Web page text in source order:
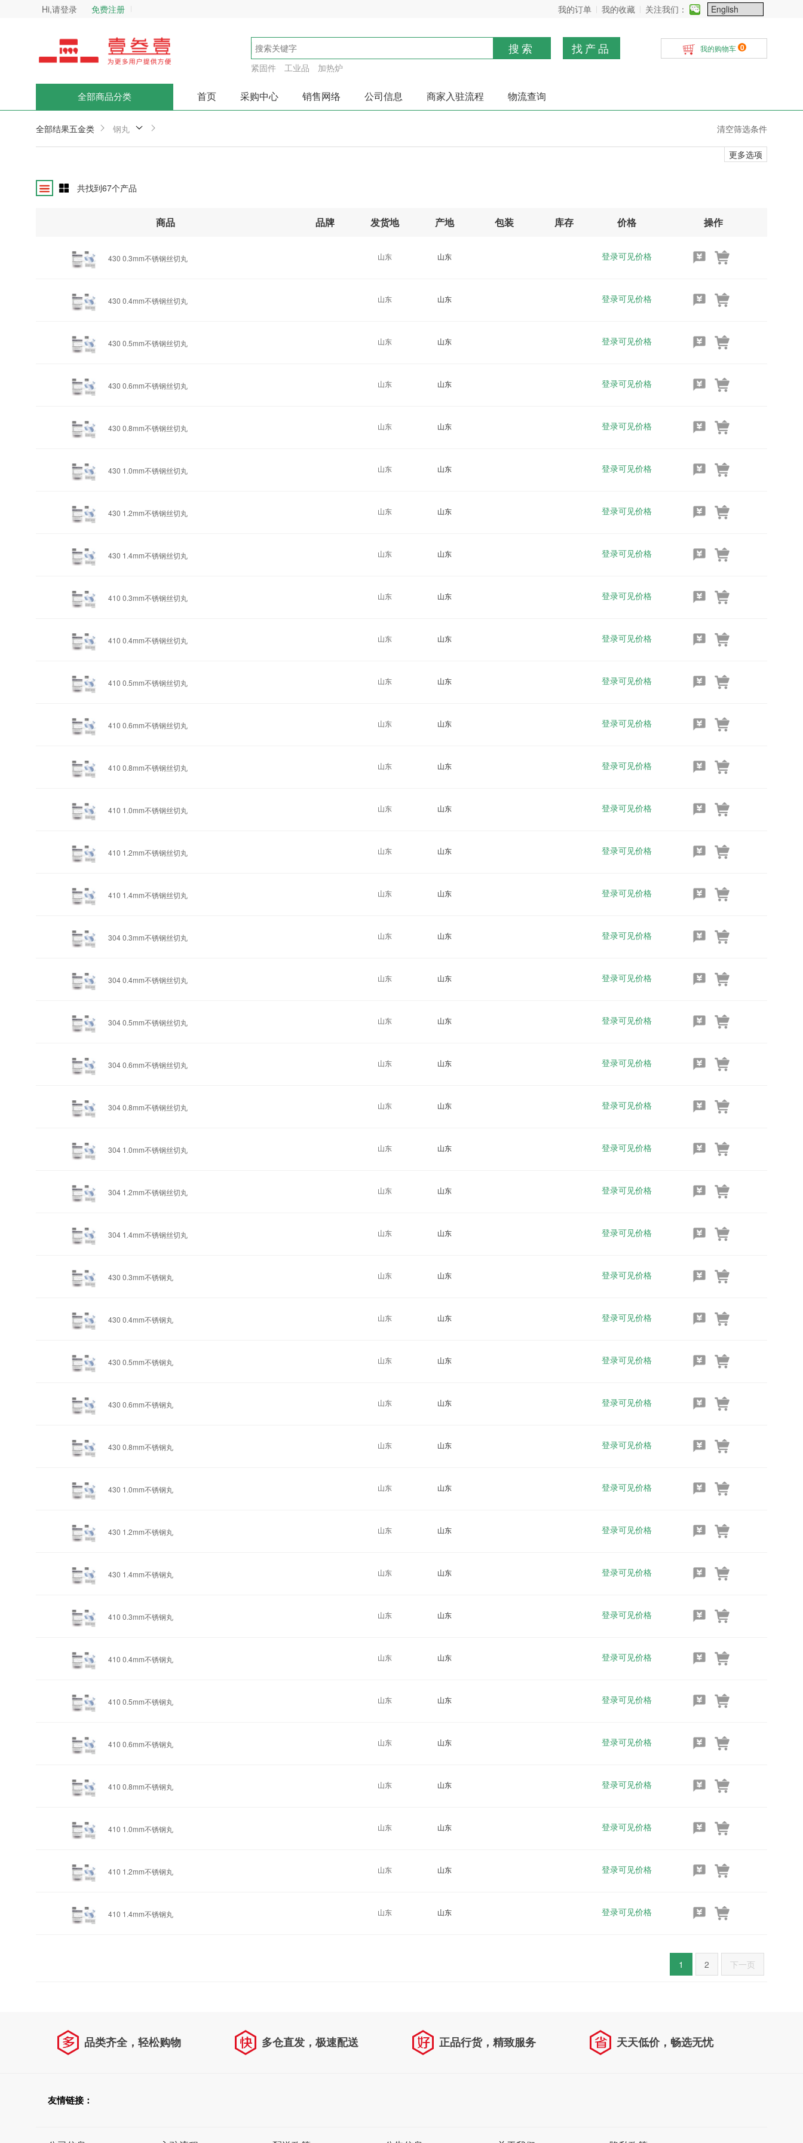
Hi,请登录 免费注册 我的订单 我的收藏 关注我们：
搜索 找产品
紧固件 工业品 加热炉
我的购物车 0
全部商品分类 首页 采购中心 销售网络 公司信息 商家入驻流程 物流查询
全部结果五金类 钢丸 清空筛选条件
更多选项
共找到67个产品
商品 品牌 发货地 产地 包装 库存 价格 操作
430 0.3mm不锈钢丝切丸 山东 山东 登录可见价格
430 0.4mm不锈钢丝切丸 山东 山东 登录可见价格
430 0.5mm不锈钢丝切丸 山东 山东 登录可见价格
430 0.6mm不锈钢丝切丸 山东 山东 登录可见价格
430 0.8mm不锈钢丝切丸 山东 山东 登录可见价格
430 1.0mm不锈钢丝切丸 山东 山东 登录可见价格
430 1.2mm不锈钢丝切丸 山东 山东 登录可见价格
430 1.4mm不锈钢丝切丸 山东 山东 登录可见价格
410 0.3mm不锈钢丝切丸 山东 山东 登录可见价格
410 0.4mm不锈钢丝切丸 山东 山东 登录可见价格
410 0.5mm不锈钢丝切丸 山东 山东 登录可见价格
410 0.6mm不锈钢丝切丸 山东 山东 登录可见价格
410 0.8mm不锈钢丝切丸 山东 山东 登录可见价格
410 1.0mm不锈钢丝切丸 山东 山东 登录可见价格
410 1.2mm不锈钢丝切丸 山东 山东 登录可见价格
410 1.4mm不锈钢丝切丸 山东 山东 登录可见价格
304 0.3mm不锈钢丝切丸 山东 山东 登录可见价格
304 0.4mm不锈钢丝切丸 山东 山东 登录可见价格
304 0.5mm不锈钢丝切丸 山东 山东 登录可见价格
304 0.6mm不锈钢丝切丸 山东 山东 登录可见价格
304 0.8mm不锈钢丝切丸 山东 山东 登录可见价格
304 1.0mm不锈钢丝切丸 山东 山东 登录可见价格
304 1.2mm不锈钢丝切丸 山东 山东 登录可见价格
304 1.4mm不锈钢丝切丸 山东 山东 登录可见价格
430 0.3mm不锈钢丸 山东 山东 登录可见价格
430 0.4mm不锈钢丸 山东 山东 登录可见价格
430 0.5mm不锈钢丸 山东 山东 登录可见价格
430 0.6mm不锈钢丸 山东 山东 登录可见价格
430 0.8mm不锈钢丸 山东 山东 登录可见价格
430 1.0mm不锈钢丸 山东 山东 登录可见价格
430 1.2mm不锈钢丸 山东 山东 登录可见价格
430 1.4mm不锈钢丸 山东 山东 登录可见价格
410 0.3mm不锈钢丸 山东 山东 登录可见价格
410 0.4mm不锈钢丸 山东 山东 登录可见价格
410 0.5mm不锈钢丸 山东 山东 登录可见价格
410 0.6mm不锈钢丸 山东 山东 登录可见价格
410 0.8mm不锈钢丸 山东 山东 登录可见价格
410 1.0mm不锈钢丸 山东 山东 登录可见价格
410 1.2mm不锈钢丸 山东 山东 登录可见价格
410 1.4mm不锈钢丸 山东 山东 登录可见价格
1 2 下一页
品类齐全，轻松购物 多仓直发，极速配送 正品行货，精致服务 天天低价，畅选无忧
友情链接：